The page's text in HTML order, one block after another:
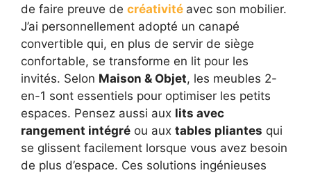
de faire preuve de créativité avec son mobilier.
J’ai personnellement adopté un canapé
convertible qui, en plus de servir de siège
confortable, se transforme en lit pour les
invités. Selon Maison & Objet, les meubles 2-
en-1 sont essentiels pour optimiser les petits
espaces. Pensez aussi aux lits avec
rangement intégré ou aux tables pliantes qui
se glissent facilement lorsque vous avez besoin
de plus d’espace. Ces solutions ingénieuses